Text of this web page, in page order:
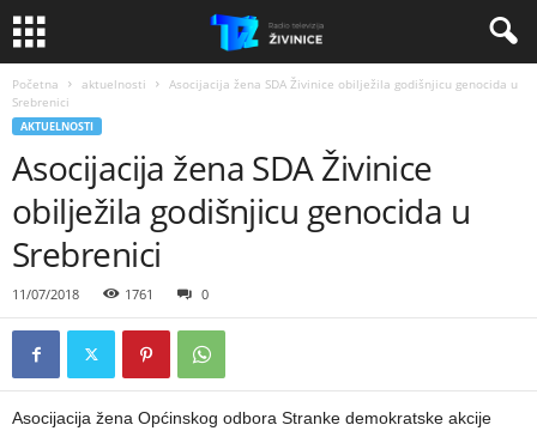
Početna aktuelnosti
Asocijacija žena SDA Živinice obilježila godišnjicu genocida u
Srebrenici
AKTUELNOSTI
Asocijacija žena SDA Živinice
obilježila godišnjicu genocida u
Srebrenici
11/07/2018 1761 0
Asocijacija žena Općinskog odbora Stranke demokratske akcije